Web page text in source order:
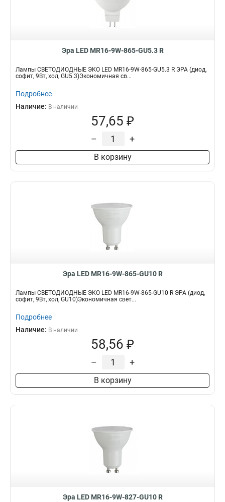
Эра LED MR16-9W-865-GU5.3 R
Лампы СВЕТОДИОДНЫЕ ЭКО LED MR16-9W-865-GU5.3 R ЭРА (диод,
софит, 9Вт, хол, GU5.3)Экономичная св...
Подробнее
Наличие: В наличии
57,65 ₽
– +
В корзину
Эра LED MR16-9W-865-GU10 R
Лампы СВЕТОДИОДНЫЕ ЭКО LED MR16-9W-865-GU10 R ЭРА (диод,
софит, 9Вт, хол, GU10)Экономичная свет...
Подробнее
Наличие: В наличии
58,56 ₽
– +
В корзину
Эра LED MR16-9W-827-GU10 R